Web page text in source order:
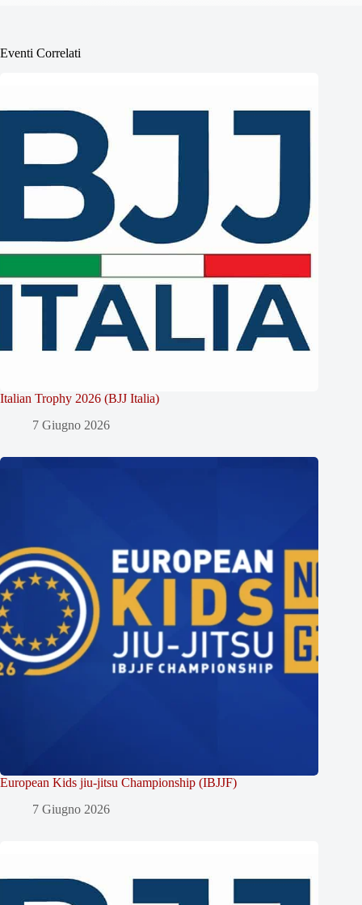
Eventi Correlati
Italian Trophy 2026 (BJJ Italia)
7 Giugno 2026
European Kids jiu-jitsu Championship (IBJJF)
7 Giugno 2026